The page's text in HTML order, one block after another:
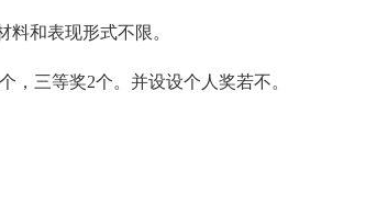
和表现形式不限。
，三等奖2个。并设设个人奖若不。